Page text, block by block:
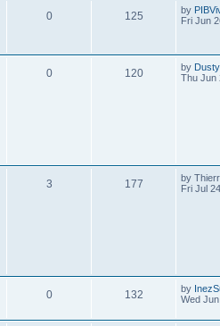
0 125 by
Fri Jun
0 120 by
Thu Jun
3 177 by
Fri Jul
0 132 by
Wed